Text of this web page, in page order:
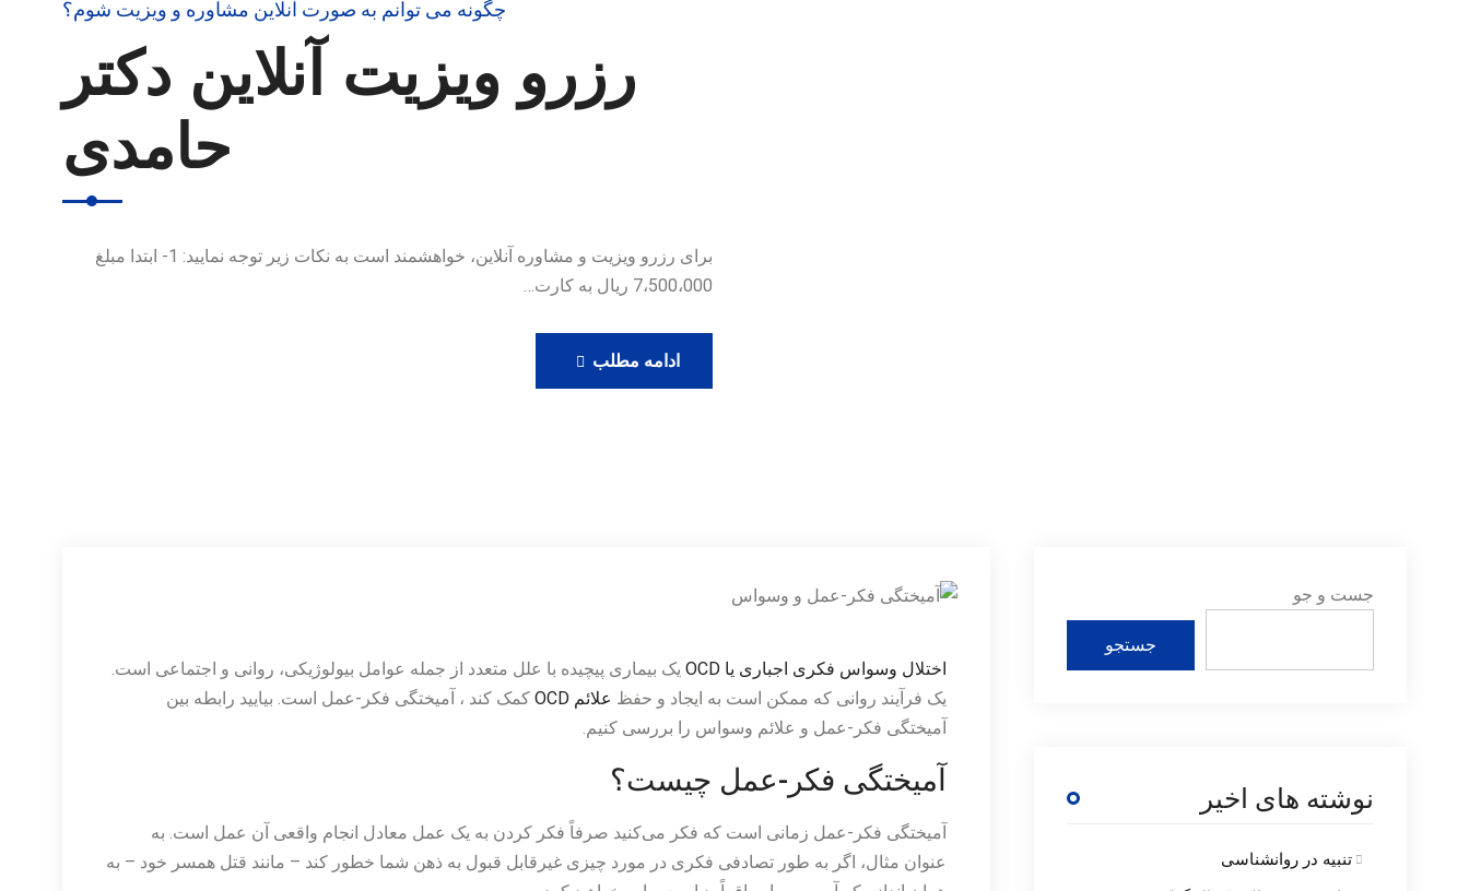
چگونه می توانم به صورت آنلاین مشاوره و ویزیت شوم؟
رزرو ویزیت آنلاین دکتر
حامدی
برای رزرو ویزیت و مشاوره آنلاین، خواهشمند است به نکات زیر توجه نمایید: 1- ابتدا مبلغ
7،500،000 ریال به کارت…
ادامه مطلب رزرو
ویزیت
اختلال وسواس فکری اجباری یا OCD
یک بیماری پیچیده با علل متعدد از جمله عوامل بیولوژیکی، روانی و اجتماعی است.
یک فرآیند روانی که ممکن است به ایجاد و حفظ علائم OCD
کمک کند ، آمیختگی فکر-عمل است. بیایید رابطه بین
آمیختگی فکر-عمل و علائم وسواس را بررسی کنیم.
آمیختگی فکر-عمل چیست؟
آمیختگی فکر-عمل زمانی است که فکر می‌کنید صرفاً فکر کردن به یک عمل معادل انجام واقعی آن عمل است. به
عنوان مثال، اگر به طور تصادفی فکری در مورد چیزی غیرقابل قبول به ذهن شما خطور کند – مانند قتل همسر خود – به
جست و جو
جستجو
نوشته های اخیر
تنبیه در روانشناسی